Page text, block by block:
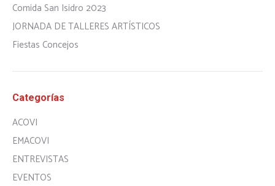
Comida San Isidro 2023
JORNADA DE TALLERES ARTÍSTICOS
Fiestas Concejos
Categorías
ACOVI
EMACOVI
ENTREVISTAS
EVENTOS